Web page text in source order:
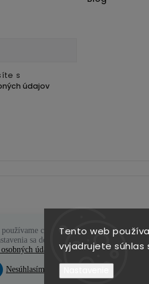
Tento web
vyjadrujete súhlas
s
údajov
cookies. O ich
sa dozviete viac v
údajov
Nesúhlasím